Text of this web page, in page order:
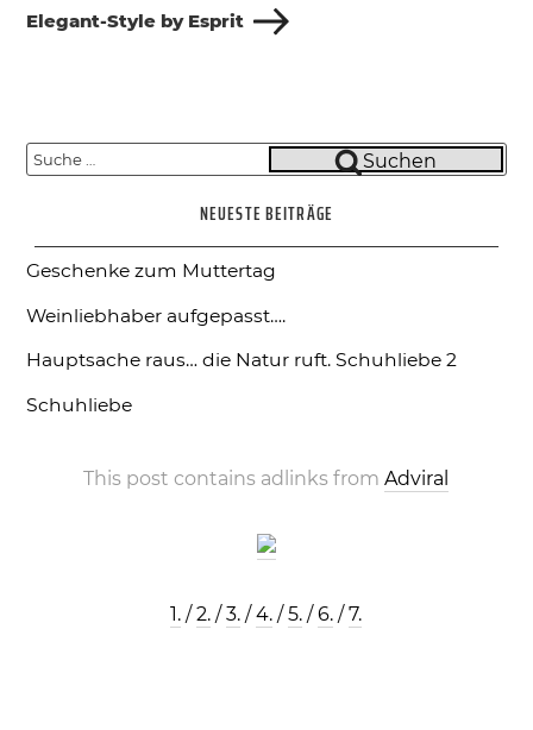
Beitrag
Elegant-Style by Esprit
Suche
nach:
Suchen
NEUESTE BEITRÄGE
Geschenke zum Muttertag
Weinliebhaber aufgepasst….
Hauptsache raus… die Natur ruft. Schuhliebe 2
Schuhliebe
This post contains adlinks fromAdviral
1. /2. /3. /4. /5. /6. /7.